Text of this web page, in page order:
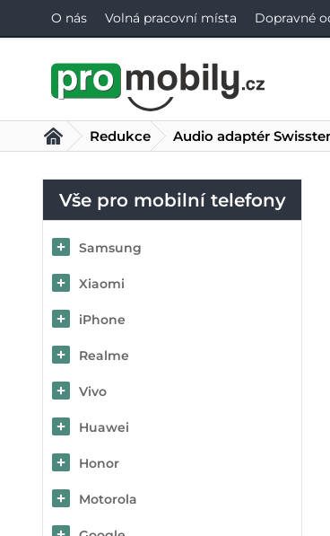
O nás Volná pracovní místa Dopravné
Vše pro mobilní telefony
Samsung
Xiaomi
iPhone
Realme
Vivo
Huawei
Honor
Motorola
Redukce Audio adaptér